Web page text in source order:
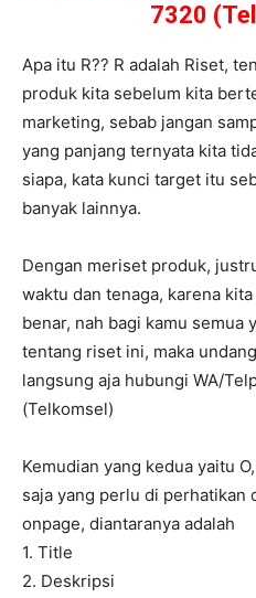
7320
Apa itu R?? R adalah Riset,
produk kita sebelum kita
marketing, sebab jangan
yang panjang ternyata kita
siapa, kata kunci target itu
banyak lainnya.
Dengan meriset produk,
waktu dan tenaga, karena
benar, nah bagi kamu semua
tentang riset ini, maka
langsung aja hubungi WA/
(Telkomsel)
Kemudian yang kedua yaitu
saja yang perlu di perhatikan
onpage, diantaranya adalah
1. Title
2. Deskripsi